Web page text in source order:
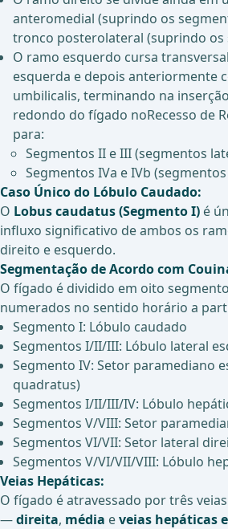
anteromedial (suprindo os
tronco posterolateral (suprindo os
O ramo esquerdo cursa
esquerda e depois anteriormente
umbilicalis, terminando na
redondo do fígado noRecesso de
para:
Segmentos II e III (segmentos
Segmentos IVa e IVb
Caso Único do Lóbulo Caudado:
O Lobus caudatus (Segmento I) é
influxo significativo de ambos os
direito e esquerdo.
Segmentação de Acordo com
O fígado é dividido em oito
numerados no sentido horário a
Segmento I: Lóbulo caudado
Segmentos I/II/III: Lóbulo lateral
Segmento IV: Setor paramediano
quadratus)
Segmentos I/II/III/IV: Lóbulo
Segmentos V/VIII: Setor
Segmentos VI/VII: Setor lateral
Segmentos V/VI/VII/VIII: Lóbulo
Veias Hepáticas:
O fígado é atravessado por três
—direita, média eveias hepáticas